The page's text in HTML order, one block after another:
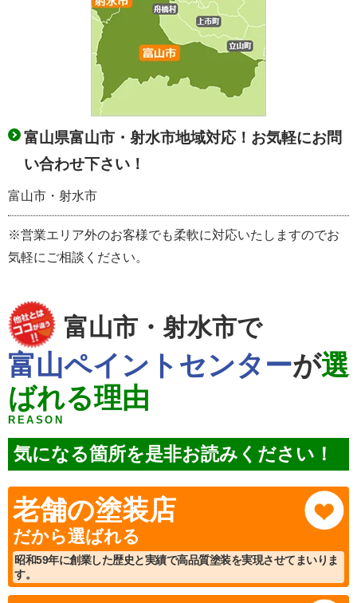
富山県富山市・射水市地域対応！お気軽にお問
い合わせ下さい！
富山市・射水市
※営業エリア外のお客様でも柔軟に対応いたしますのでお
気軽にご相談ください。
富山市・射水市で
富山ペイントセンターが選
ばれる理由
REASON
気になる箇所を是非お読みください！
老舗の塗装店
だから選ばれる
昭和59年に創業した歴史と実績で高品質塗装を実現させてまいりま
す。